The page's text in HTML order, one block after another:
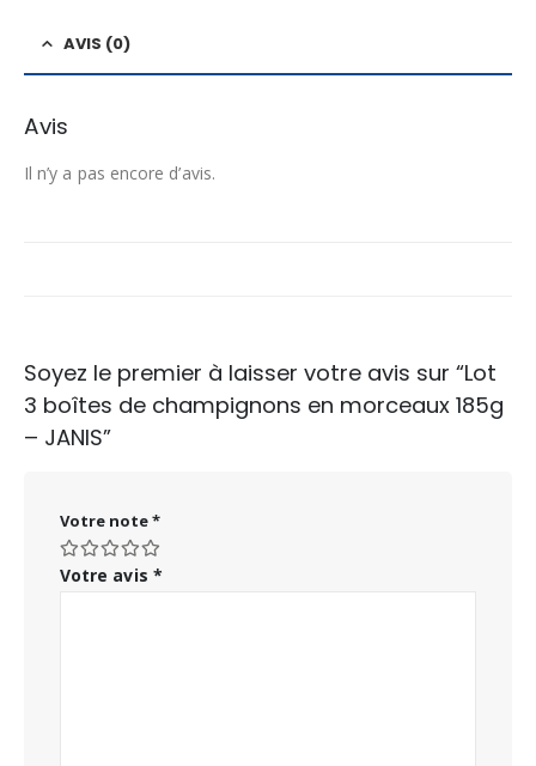
AVIS (0)
Avis
Il n’y a pas encore d’avis.
Soyez le premier à laisser votre avis sur “Lot
3 boîtes de champignons en morceaux 185g
– JANIS”
Votre note*
Votre avis *